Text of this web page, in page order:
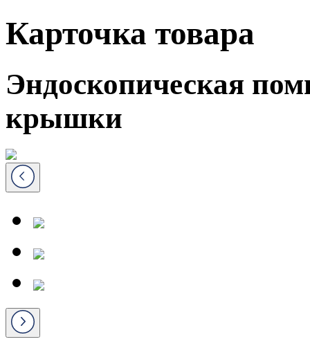
Карточка товара
Эндоскопическая
крышки